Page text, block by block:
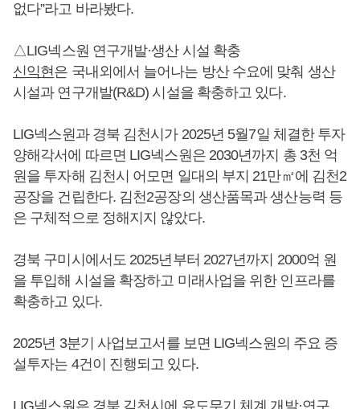
없다”라고 바라봤다.
△LIG넥스원 연구개발·생산 시설 확충
신익현은 국내외에서 늘어나는 방산 수요에 맞춰 생산
시설과 연구개발(R&D) 시설을 확충하고 있다.
LIG넥스원과 경북 김천시가 2025년 5월7일 체결한 투자
양해각서에 따르면 LIG넥스원은 2030년까지 총 3천 억
원을 투자해 김천시 어모면 일대의 부지 21만㎡에 김천2
공장을 건립한다. 김천2공장의 생산품목과 생산능력 등
은 구체적으로 정해지지 않았다.
경북 구미시에서도 2025년부터 2027년까지 2000억 원
을 투입해 시설을 확장하고 미래사업을 위한 인프라를
확충하고 있다.
2025년 3분기 사업보고서를 보면 LIG넥스원의 주요 증
설투자는 4건이 진행되고 있다.